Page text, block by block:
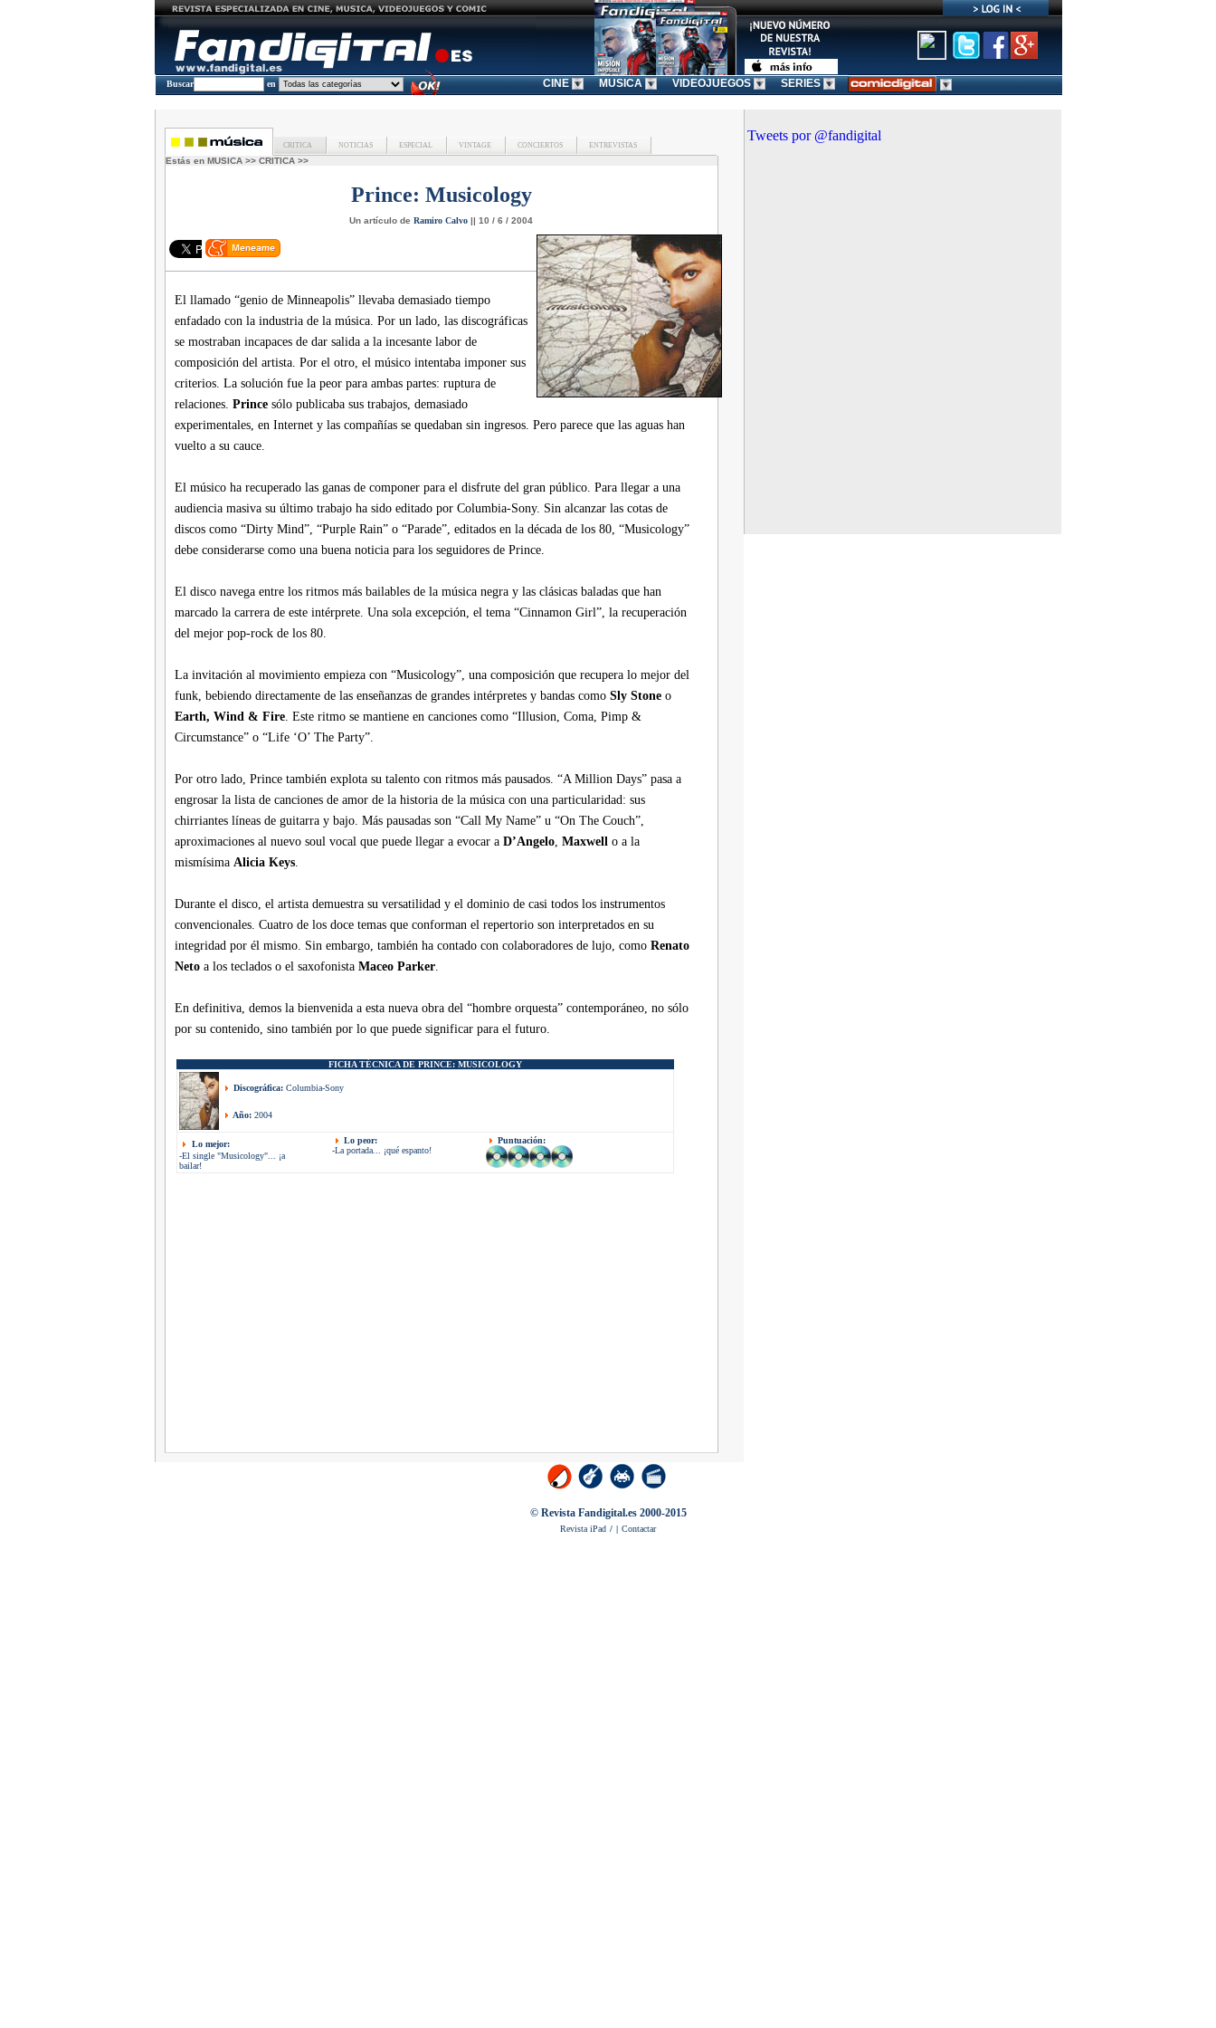
Buscar en CINE MUSICA VIDEOJUEGOS SERIES
CRITICA NOTICIAS ESPECIAL VINTAGE CONCIERTOS ENTREVISTAS
Estás en MUSICA >> CRITICA >>
Prince: Musicology
Un artículo de Ramiro Calvo || 10 / 6 / 2004
El llamado “genio de Minneapolis” llevaba demasiado tiempo
enfadado con la industria de la música. Por un lado, las discográficas
se mostraban incapaces de dar salida a la incesante labor de
composición del artista. Por el otro, el músico intentaba imponer sus
criterios. La solución fue la peor para ambas partes: ruptura de
relaciones. Princesólo publicaba sus trabajos, demasiado
experimentales, en Internet y las compañías se quedaban sin ingresos. Pero parece que las aguas han
vuelto a su cauce.
El músico ha recuperado las ganas de componer para el disfrute del gran público. Para llegar a una
audiencia masiva su último trabajo ha sido editado por Columbia-Sony. Sin alcanzar las cotas de
discos como “Dirty Mind”, “Purple Rain” o “Parade”, editados en la década de los 80, “Musicology”
debe considerarse como una buena noticia para los seguidores de Prince.
El disco navega entre los ritmos más bailables de la música negra y las clásicas baladas que han
marcado la carrera de este intérprete. Una sola excepción, el tema “Cinnamon Girl”, la recuperación
del mejor pop-rock de los 80.
La invitación al movimiento empieza con “Musicology”, una composición que recupera lo mejor del
funk, bebiendo directamente de las enseñanzas de grandes intérpretes y bandas como Sly Stoneo
Earth, Wind & Fire. Este ritmo se mantiene en canciones como “Illusion, Coma, Pimp &
Circumstance” o “Life ‘O’ The Party”.
Por otro lado, Prince también explota su talento con ritmos más pausados. “A Million Days” pasa a
engrosar la lista de canciones de amor de la historia de la música con una particularidad: sus
chirriantes líneas de guitarra y bajo. Más pausadas son “Call My Name” u “On The Couch”,
aproximaciones al nuevo soul vocal que puede llegar a evocar a D’Angelo, Maxwello a la
mismísima Alicia Keys.
Durante el disco, el artista demuestra su versatilidad y el dominio de casi todos los instrumentos
convencionales. Cuatro de los doce temas que conforman el repertorio son interpretados en su
integridad por él mismo. Sin embargo, también ha contado con colaboradores de lujo, como Renato
Netoa los teclados o el saxofonista Maceo Parker.
En definitiva, demos la bienvenida a esta nueva obra del “hombre orquesta” contemporáneo, no sólo
por su contenido, sino también por lo que puede significar para el futuro.
FICHA TÉCNICA DE PRINCE:MUSICOLOGY
Discográfica:Columbia-Sony
Año: 2004
Lo mejor:
-El single "Musicology"... ¡a
bailar!
Lo peor:
-La portada... ¡qué espanto!
Puntuación:
Tweets por @fandigital
© Revista Fandigital.es 2000-2015
Revista iPad / | Contactar